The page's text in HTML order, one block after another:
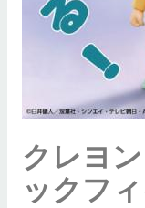
クレヨ
ックフ